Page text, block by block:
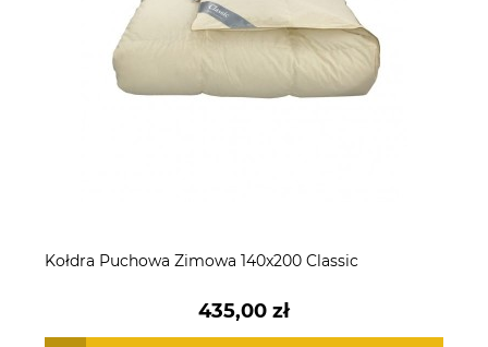
Kołdra Puchowa Zimowa 140x200 Classic
435,00 zł